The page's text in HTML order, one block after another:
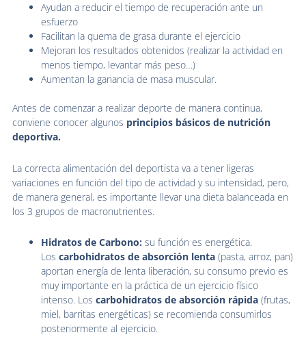
Ayudan a reducir el tiempo de recuperación ante un
esfuerzo
Facilitan la quema de grasa durante el ejercicio
Mejoran los resultados obtenidos (realizar la actividad en
menos tiempo, levantar más peso…)
Aumentan la ganancia de masa muscular.
Antes de comenzar a realizar deporte de manera continua,
conviene conocer algunos principios básicos de nutrición
deportiva.
La correcta alimentación del deportista va a tener ligeras
variaciones en función del tipo de actividad y su intensidad, pero,
de manera general, es importante llevar una dieta balanceada en
los 3 grupos de macronutrientes.
Hidratos de Carbono: su función es energética.
Los carbohidratos de absorción lenta(pasta, arroz, pan)
aportan energía de lenta liberación, su consumo previo es
muy importante en la práctica de un ejercicio físico
intenso. Los carbohidratos de absorción rápida(frutas,
miel, barritas energéticas) se recomienda consumirlos
posteriormente al ejercicio.